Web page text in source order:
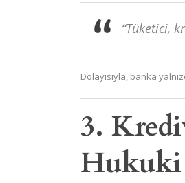
“Tüketici,
Dolayısıyla, banka
3.